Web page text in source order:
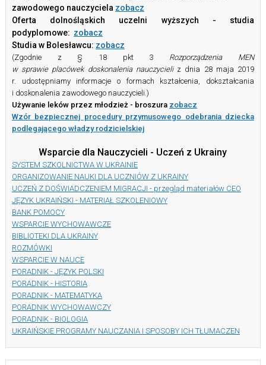
zawodowego nauczyciela zobacz
Oferta dolnośląskich uczelni wyższych - studia
podyplomowe: zobacz
Studia w Bolesławcu: zobacz
(Zgodnie z § 18 pkt 3 Rozporządzenia MEN
w sprawie placówek doskonalenia nauczycieliz dnia 28 maja 2019
r. udostępniamy informacje o formach kształcenia, dokształcania
i doskonalenia zawodowego nauczycieli.)
Używanie leków przez młodzież - broszura zobacz
Wzór bezpiecznej procedury przymusowego odebrania dziecka
podlegającego władzy rodzicielskiej
Wsparcie dla Nauczycieli - Uczeń z Ukrainy
SYSTEM SZKOLNICTWA W UKRAINIE
ORGANIZOWANIE NAUKI DLA UCZNIÓW Z UKRAINY
UCZEŃ Z DOŚWIADCZENIEM MIGRACJI - przegląd materiałów CEO
JĘZYK UKRAIŃSKI - MATERIAŁ SZKOLENIOWY
BANK POMOCY
WSPARCIE WYCHOWAWCZE
BIBLIOTEKI DLA UKRAINY
ROZMÓWKI
WSPARCIE W NAUCE
PORADNIK - JĘZYK POLSKI
PORADNIK - HISTORIA
PORADNIK - MATEMATYKA
PORADNIK WYCHOWAWCZY
PORADNIK - BIOLOGIA
UKRAIŃSKIE PROGRAMY NAUCZANIA I SPOSOBY ICH TŁUMACZEN